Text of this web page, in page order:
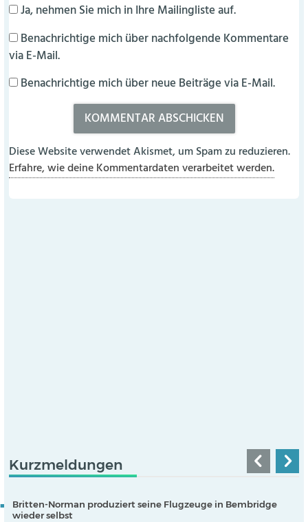
Ja, nehmen Sie mich in Ihre Mailingliste auf.
Benachrichtige mich über nachfolgende Kommentare
via E-Mail.
Benachrichtige mich über neue Beiträge via E-Mail.
Diese Website verwendet Akismet, um Spam zu reduzieren.
Erfahre, wie deine Kommentardaten verarbeitet werden.
Kurzmeldungen
Britten-Norman produziert seine Flugzeuge in Bembridge
wieder selbst